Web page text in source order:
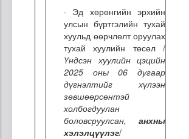
· Эд хөрөнгийн эрхийн
улсын бүртгэлийн тухай
хуульд өөрчлөлт оруулах
тухай хуулийн төсөл /
Үндсэн хуулийн цэцийн
2025 оны 06 дугаар
дүгнэлтийг хүлээн
зөвшөөрсөнтэй
холбогдуулан
боловсруулсан, анхны
хэлэлцүүлэг/